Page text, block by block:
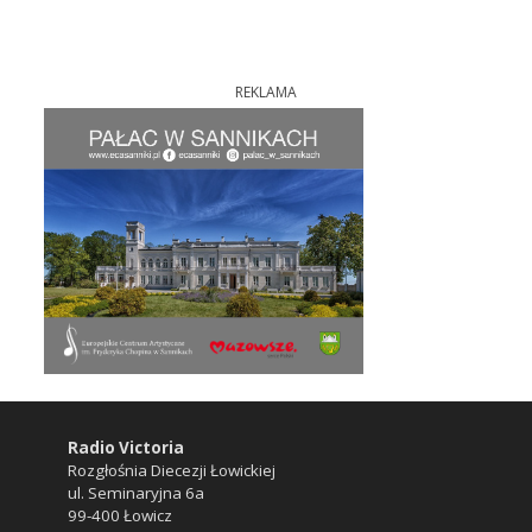
REKLAMA
Radio Victoria
Rozgłośnia Diecezji Łowickiej
ul. Seminaryjna 6a
99-400 Łowicz